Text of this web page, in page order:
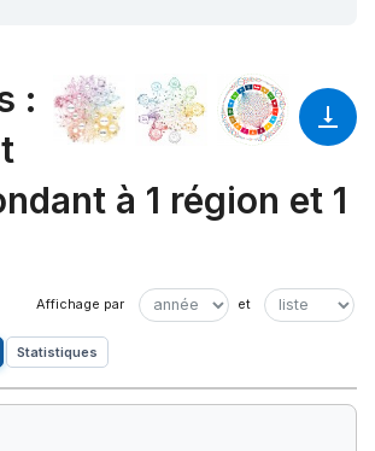
:
à 1 région et 1
Statistiques